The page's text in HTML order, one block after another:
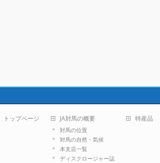
トップページ JA対馬の概要
対馬の位置
対馬の自然・気候
本支店一覧
ディスクロージャー誌
特産品